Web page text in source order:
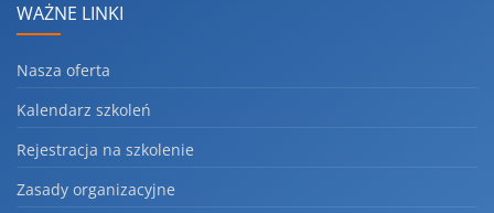
WAŻNE LINKI
Nasza oferta
Kalendarz szkoleń
Rejestracja na szkolenie
Zasady organizacyjne